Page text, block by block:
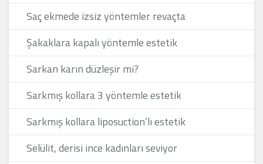
Saç ekmede izsiz yöntemler revaçta
Şakaklara kapalı yöntemle estetik
Sarkan karın düzleşir mi?
Sarkmış kollara 3 yöntemle estetik
Sarkmış kollara liposuction’lı estetik
Selülit, derisi ince kadınları seviyor